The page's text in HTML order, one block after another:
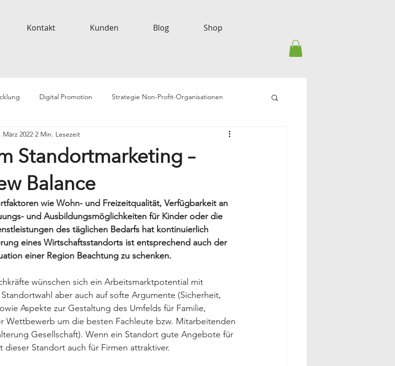
Kontakt Kunden Blog Shop
Digital Promotion Strategie Non-Profit-Organisationen
Standortmarketing –
Balance
März 2022 2 Min. Lesezeit
wie Wohn- und Freizeitqualität, Verfügbarkeit an
und Ausbildungsmöglichkeiten für Kinder oder die
des täglichen Bedarfs hat kontinuierlich
eines Wirtschaftsstandorts ist entsprechend auch der
einer Region Beachtung zu schenken.
wünschen sich ein Arbeitsmarktpotential mit
aber auch auf softe Argumente (Sicherheit,
Aspekte zur Gestaltung des Umfelds für Familie,
Wettbewerb um die besten Fachleute bzw. Mitarbeitenden
Gesellschaft). Wenn ein Standort gute Angebote für
Standort auch für Firmen attraktiver.